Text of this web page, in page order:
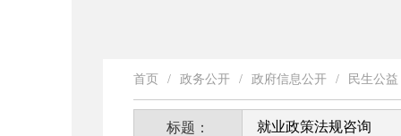
首页 / 政务公开 / 政府信息公开 / 民生公益
标题： 就业政策法规咨询